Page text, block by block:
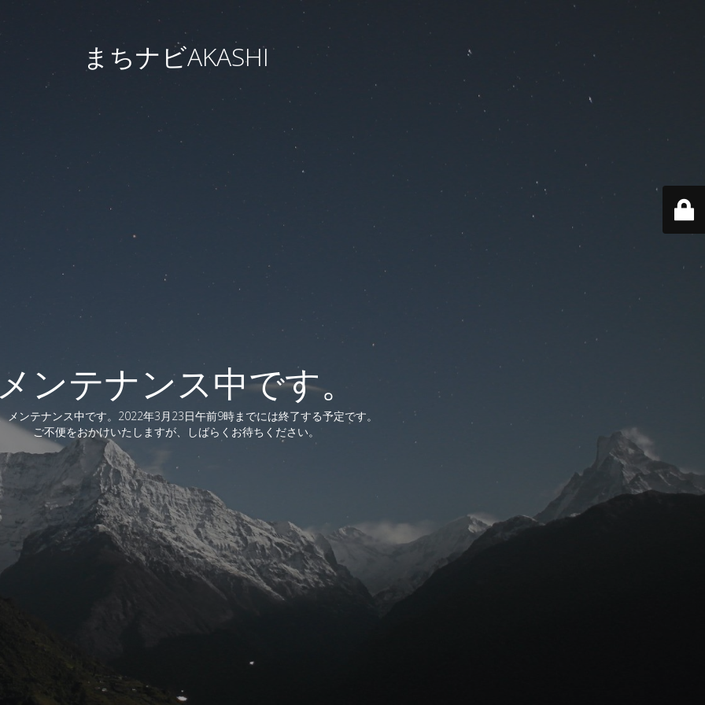
まちナビAKASHI
ンテナンス中です。
メンテナンス中です。2022年3月23日午前9時までには終了する予定です。
ご不便をおかけいたしますが、しばらくお待ちください。